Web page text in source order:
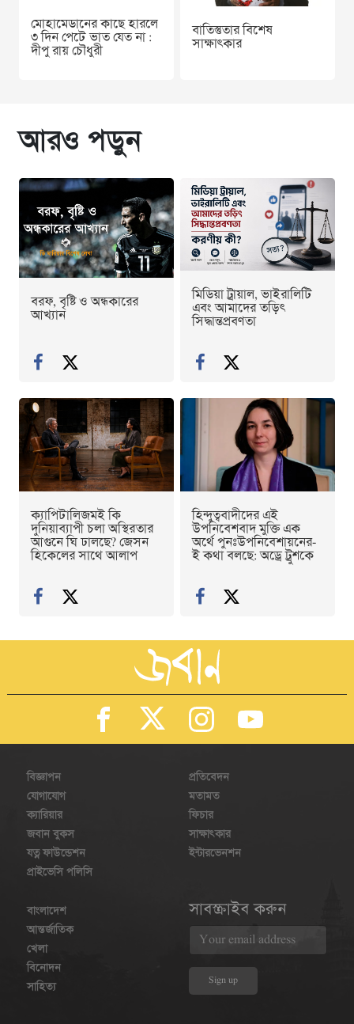
মোহামেডানের কাছে হারলে
৩ দিন পেটে ভাত যেত না :
দীপু রায় চৌধুরী
বাতিস্তুতার বিশেষ
সাক্ষাৎকার
আরও পড়ুন
বরফ, বৃষ্টি ও অন্ধকারের
আখ্যান
মিডিয়া ট্রায়াল, ভাইরালিটি
এবং আমাদের তড়িৎ
সিদ্ধান্তপ্রবণতা
ক্যাপিটালিজমই কি
দুনিয়াব্যাপী চলা অস্থিরতার
আগুনে ঘি ঢালছে? জেসন
হিকেলের সাথে আলাপ
হিন্দুত্ববাদীদের এই
উপনিবেশবাদ মুক্তি এক
অর্থে পুনঃউপনিবেশায়নের-
ই কথা বলছে: অড্রে ট্রুশকে
বিজ্ঞাপন
যোগাযোগ
ক্যারিয়ার
জবান বুকস
যত্ন ফাউন্ডেশন
প্রাইভেসি পলিসি
প্রতিবেদন
মতামত
ফিচার
সাক্ষাৎকার
ইন্টারভেনশন
বাংলাদেশ
আন্তর্জাতিক
খেলা
বিনোদন
সাহিত্য
সাবস্ক্রাইব করুন